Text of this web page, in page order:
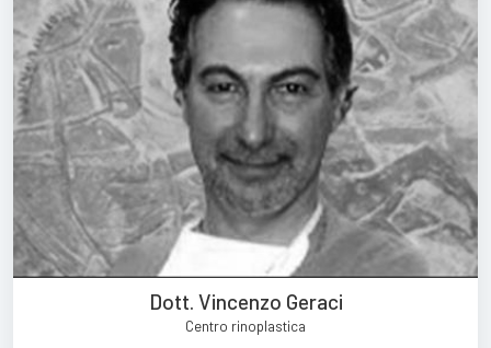
Dott. Vincenzo Geraci
Centro rinoplastica